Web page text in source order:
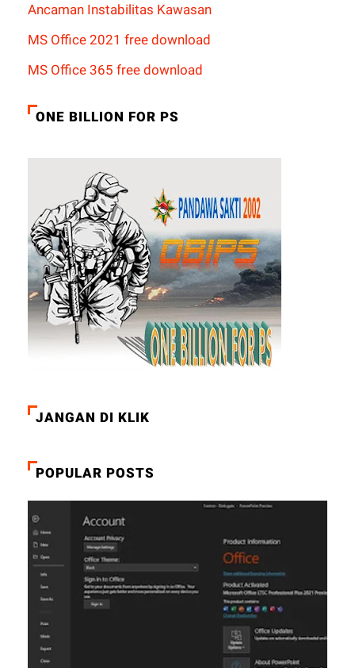
Ancaman Instabilitas Kawasan
MS Office 2021 free download
MS Office 365 free download
ONE BILLION FOR PS
JANGAN DI KLIK
POPULAR POSTS